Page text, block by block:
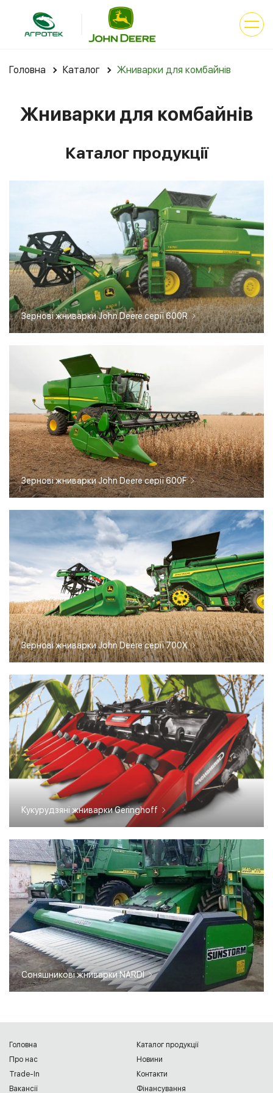
Головна Каталог Жниварки для комбайнів
Жниварки для комбайнів
Каталог продукції
Зернові жниварки John Deere серії 600R
Зернові жниварки John Deere серії 600F
Зернові жниварки John Deere серії 700X
Кукурудзяні жниварки Geringhoff
Соняшникові жниварки NARDI
Головна
Каталог продукції
Про нас
Новини
Trade-In
Контакти
Вакансії
Фінансування